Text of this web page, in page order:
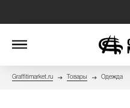
Graffitimarket.ru Товары Одежда